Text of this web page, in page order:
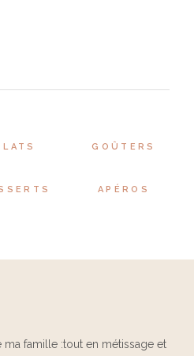
GOÛTERS
APÉROS
famille :tout en métissage et